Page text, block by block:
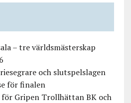
– tre världsmästerskap
och slutspelslagen
för finalen
Gripen Trollhättan BK och